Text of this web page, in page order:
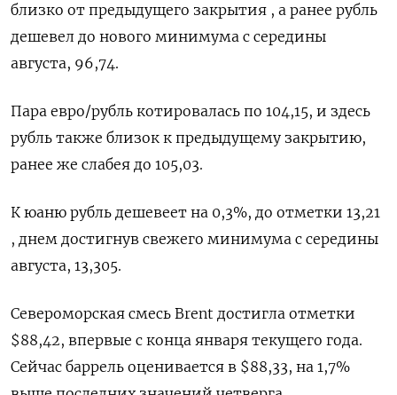
близко от предыдущего закрытия , а ранее рубль
дешевел до нового минимума с середины
августа, 96,74.
Пара евро/рубль котировалась по 104,15, и здесь
рубль также близок к предыдущему закрытию,
ранее же слабея до 105,03.
К юаню рубль дешевеет на 0,3%, до отметки 13,21
, днем достигнув свежего минимума с середины
августа, 13,305.
Североморская смесь Brent достигла отметки
$88,42, впервые с конца января текущего года.
Сейчас баррель оценивается в $88,33, на 1,7%